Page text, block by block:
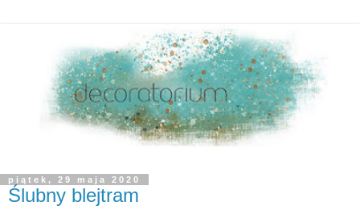
piątek, 29 maja 2020
Ślubny blejtram